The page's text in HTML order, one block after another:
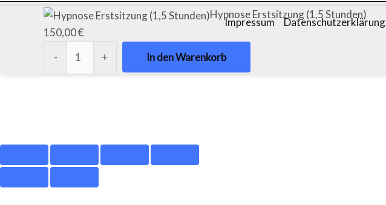
Impressum Datenschutzerklärung
Hypnose Erstsitzung (1,5 Stunden)
150,00€
-
Hypnose
Erstsitzung
Stunden)
+ In den Warenkorb